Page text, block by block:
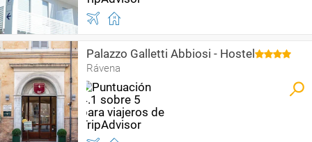
Palazzo Galletti Abbiosi - Hostel
Rávena